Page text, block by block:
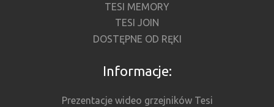
TESI MEMORY
TESI JOIN
DOSTĘPNE OD RĘKI
Informacje:
Prezentacje wideo grzejników Tesi